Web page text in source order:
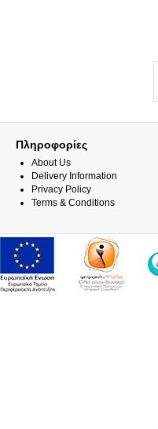
Πληροφορίες
About Us
Delivery Information
Privacy Policy
Terms & Conditions